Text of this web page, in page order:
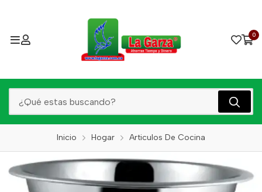
0
Inicio Hogar Articulos De Cocina